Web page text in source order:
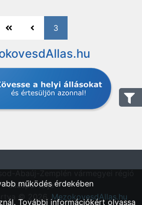
3
állásportálja"
© 2026.MezokovesdAllas.hu
működés érdekében
További információkért olvassa